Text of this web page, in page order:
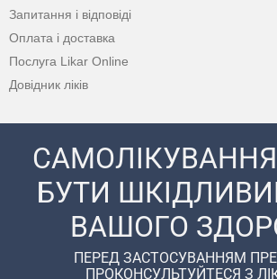
Запитання і відповіді
Оплата і доставка
Послуга Likar Online
Довідник ліків
БУТИ
ВАШОГО
ПЕРЕД ЗАСТОСУВАННЯМ
ПРОКОНСУЛЬТУЙТЕСЯ З